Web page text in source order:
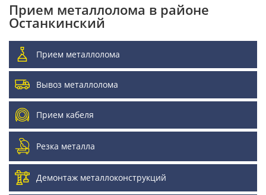
Прием металлолома в районе
Останкинский
Прием металлолома
Вывоз металлолома
Прием кабеля
Резка металла
Демонтаж металлоконструкций